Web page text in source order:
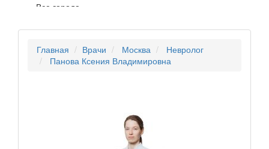
Все города
Главная Врачи Москва
Невролог
Панова Ксения Владимировна